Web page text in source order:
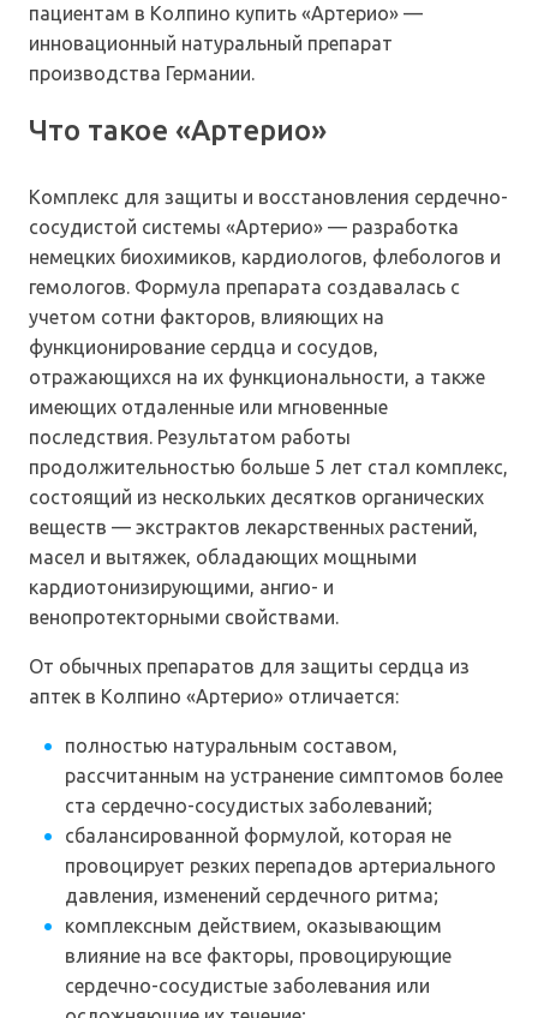
пациентам в Колпино купить «Артерио» —
инновационный натуральный препарат
производства Германии.
Что такое «Артерио»
Комплекс для защиты и восстановления сердечно-
сосудистой системы «Артерио» — разработка
немецких биохимиков, кардиологов, флебологов и
гемологов. Формула препарата создавалась с
учетом сотни факторов, влияющих на
функционирование сердца и сосудов,
отражающихся на их функциональности, а также
имеющих отдаленные или мгновенные
последствия. Результатом работы
продолжительностью больше 5 лет стал комплекс,
состоящий из нескольких десятков органических
веществ — экстрактов лекарственных растений,
масел и вытяжек, обладающих мощными
кардиотонизирующими, ангио- и
венопротекторными свойствами.
От обычных препаратов для защиты сердца из
аптек в Колпино «Артерио» отличается:
полностью натуральным составом,
рассчитанным на устранение симптомов более
ста сердечно-сосудистых заболеваний;
сбалансированной формулой, которая не
провоцирует резких перепадов артериального
давления, изменений сердечного ритма;
комплексным действием, оказывающим
влияние на все факторы, провоцирующие
сердечно-сосудистые заболевания или